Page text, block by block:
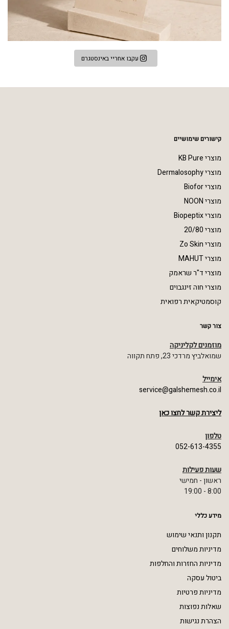
עקבו אחריי באינסטגרם
קישורים שימושיים
מוצרי KB Pure
מוצרי Dermalosophy
מוצרי Biofor
מוצרי NOON
מוצרי Biopeptix
מוצרי 20/80
מוצרי Zo Skin
מוצרי MAHUT
מוצרי ד"ר שראמק
מוצרי חוה זינגבוים
קוסמטיקאית רפואית
צור קשר
מוזמנים לקליניקה
שמואלביץ מרדכי 23, פתח תקווה
אימייל
service@galshemesh.co.il
ליצירת קשר לחצו כאן
טלפון
052-613-4355
שעות פעילות
ראשון - חמישי
8:00 - 19:00
מידע כללי
תקנון ותנאי שימוש
מדיניות משלוחים
מדיניות החזרות והחלפות
ביטול עסקה
מדיניות פרטיות
שאלות נפוצות
הצהרת נגישות